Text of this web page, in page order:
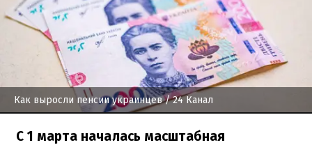
Как выросли пенсии украинцев/ 24 Канал
С 1 марта началась масштабная